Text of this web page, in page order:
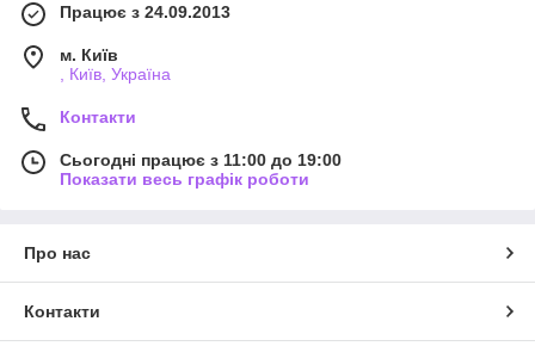
Працює з 24.09.2013
м. Київ
, Київ, Україна
Контакти
Сьогодні працює з 11:00 до 19:00
Показати весь графік роботи
Про нас
Контакти